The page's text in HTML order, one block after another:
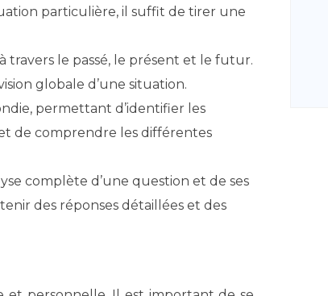
particulière, il suffit de tirer une
travers le passé, le présent et le futur.
globale d’une situation.
permettant d’identifier les
de comprendre les différentes
complète d’une question et de ses
des réponses détaillées et des